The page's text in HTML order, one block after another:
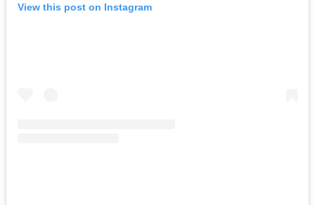
View this post on Instagram